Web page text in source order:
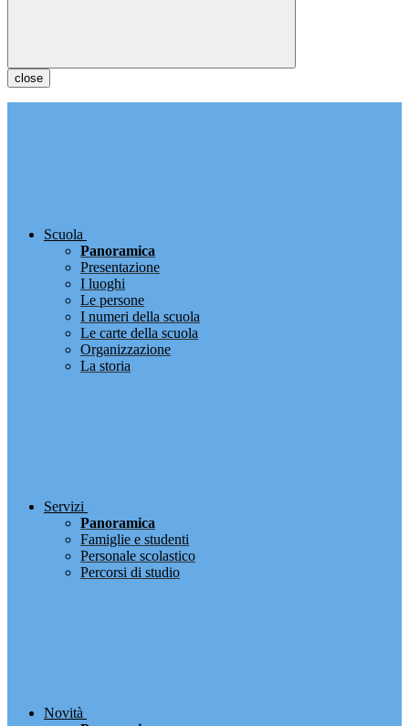
close
Scuola
Panoramica
Presentazione
I luoghi
Le persone
I numeri della scuola
Le carte della scuola
Organizzazione
La storia
Servizi
Panoramica
Famiglie e studenti
Personale scolastico
Percorsi di studio
Novità